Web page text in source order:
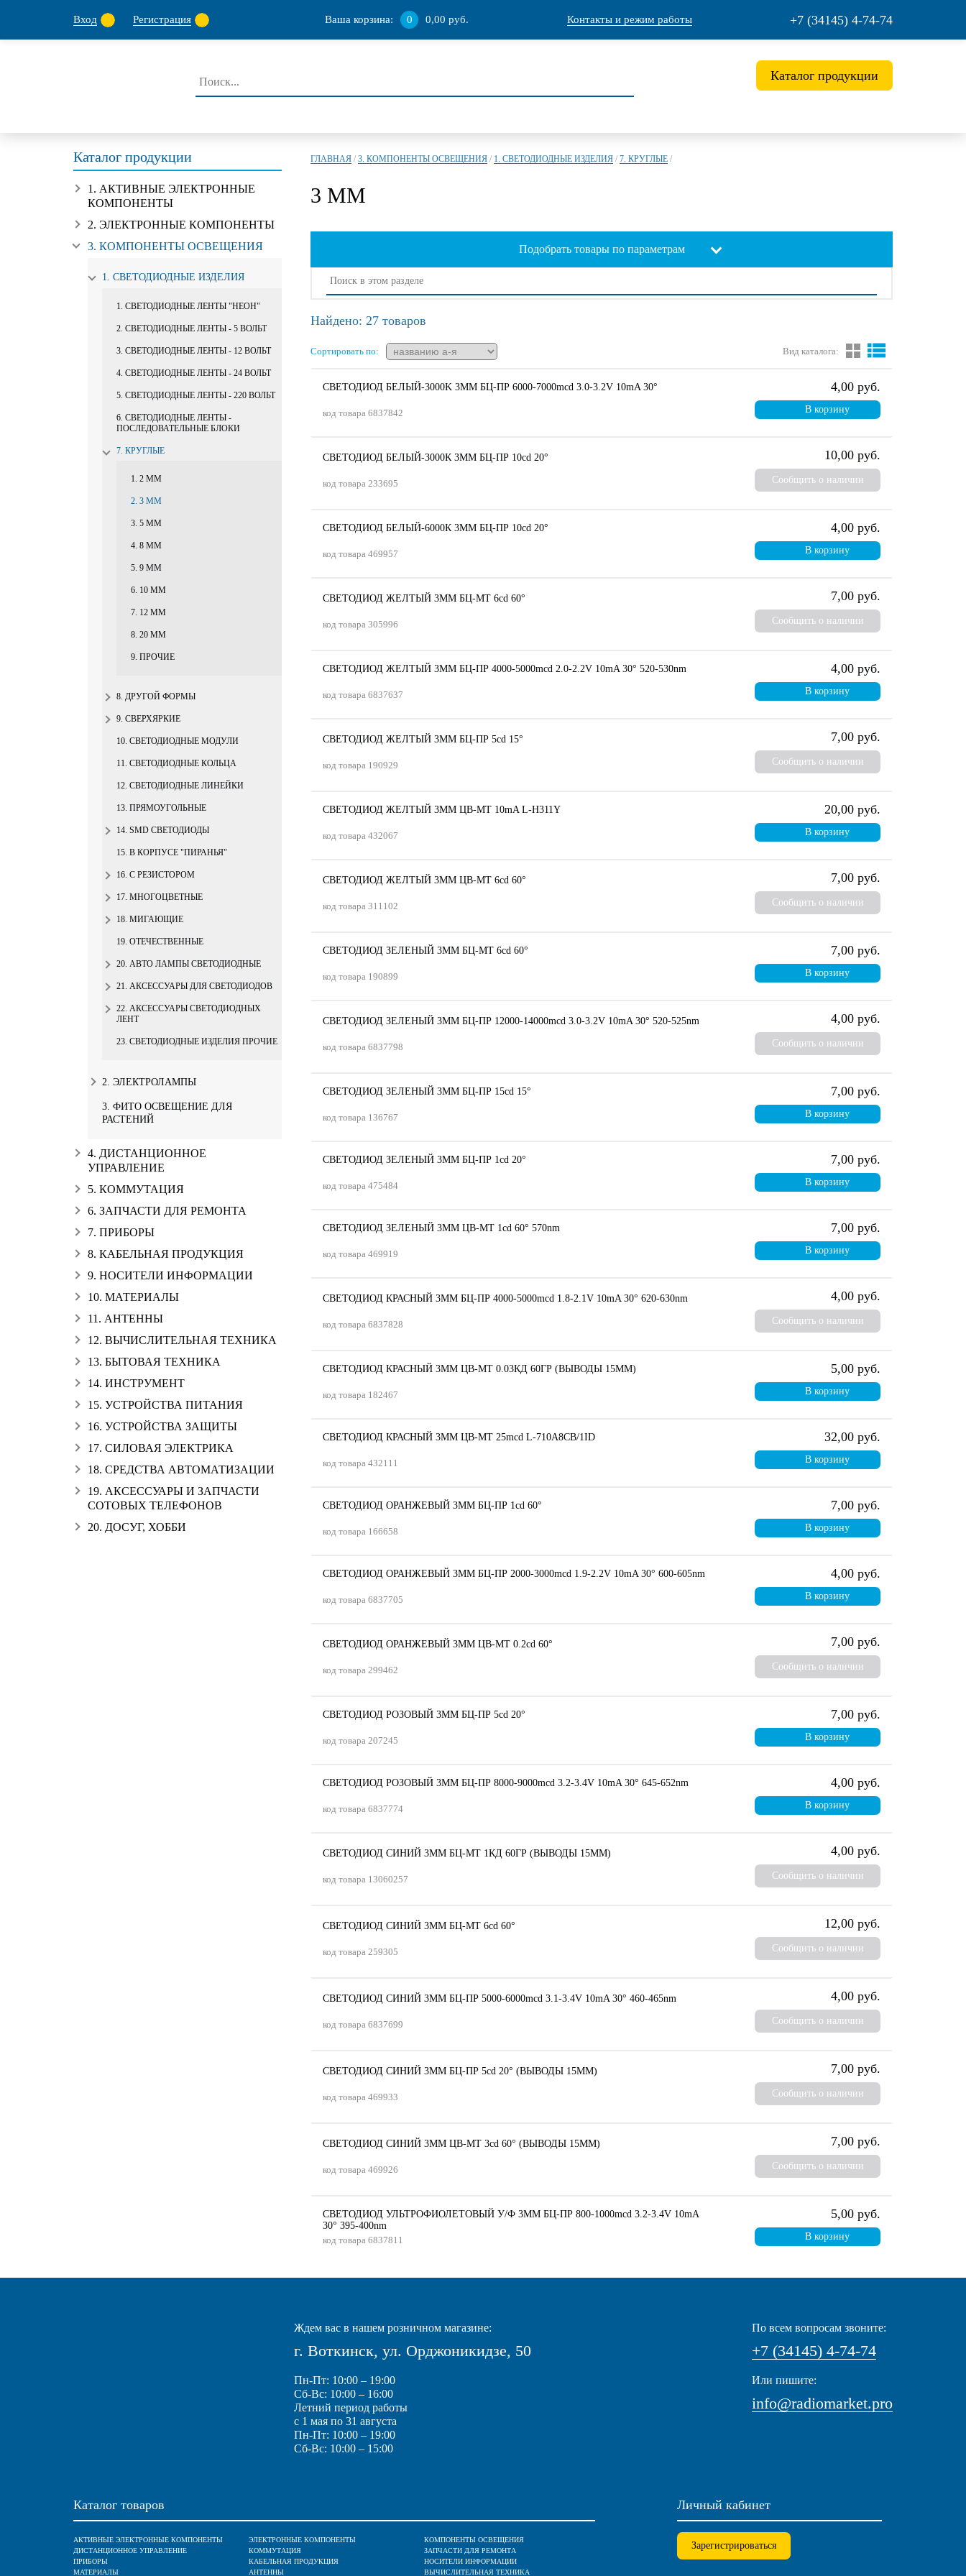
Вход Регистрация Ваша корзина: 0 0,00 руб. Контакты и режим работы +7 (34145) 4-74-74
Каталог продукции
Каталог продукции
1. АКТИВНЫЕ ЭЛЕКТРОННЫЕ
КОМПОНЕНТЫ
2. ЭЛЕКТРОННЫЕ КОМПОНЕНТЫ
3. КОМПОНЕНТЫ ОСВЕЩЕНИЯ
1. СВЕТОДИОДНЫЕ ИЗДЕЛИЯ
1. СВЕТОДИОДНЫЕ ЛЕНТЫ "НЕОН"
2. СВЕТОДИОДНЫЕ ЛЕНТЫ - 5 ВОЛЬТ
3. СВЕТОДИОДНЫЕ ЛЕНТЫ - 12 ВОЛЬТ
4. СВЕТОДИОДНЫЕ ЛЕНТЫ - 24 ВОЛЬТ
5. СВЕТОДИОДНЫЕ ЛЕНТЫ - 220 ВОЛЬТ
6. СВЕТОДИОДНЫЕ ЛЕНТЫ -
ПОСЛЕДОВАТЕЛЬНЫЕ БЛОКИ
7. КРУГЛЫЕ
1. 2 ММ
2. 3 ММ
3. 5 ММ
4. 8 ММ
5. 9 ММ
6. 10 ММ
7. 12 ММ
8. 20 ММ
9. ПРОЧИЕ
8. ДРУГОЙ ФОРМЫ
9. СВЕРХЯРКИЕ
10. СВЕТОДИОДНЫЕ МОДУЛИ
11. СВЕТОДИОДНЫЕ КОЛЬЦА
12. СВЕТОДИОДНЫЕ ЛИНЕЙКИ
13. ПРЯМОУГОЛЬНЫЕ
14. SMD СВЕТОДИОДЫ
15. В КОРПУСЕ "ПИРАНЬЯ"
16. С РЕЗИСТОРОМ
17. МНОГОЦВЕТНЫЕ
18. МИГАЮЩИЕ
19. ОТЕЧЕСТВЕННЫЕ
20. АВТО ЛАМПЫ СВЕТОДИОДНЫЕ
21. АКСЕССУАРЫ ДЛЯ СВЕТОДИОДОВ
22. АКСЕССУАРЫ СВЕТОДИОДНЫХ
ЛЕНТ
23. СВЕТОДИОДНЫЕ ИЗДЕЛИЯ ПРОЧИЕ
2. ЭЛЕКТРОЛАМПЫ
3. ФИТО ОСВЕЩЕНИЕ ДЛЯ
РАСТЕНИЙ
4. ДИСТАНЦИОННОЕ
УПРАВЛЕНИЕ
5. КОММУТАЦИЯ
6. ЗАПЧАСТИ ДЛЯ РЕМОНТА
7. ПРИБОРЫ
8. КАБЕЛЬНАЯ ПРОДУКЦИЯ
9. НОСИТЕЛИ ИНФОРМАЦИИ
10. МАТЕРИАЛЫ
11. АНТЕННЫ
12. ВЫЧИСЛИТЕЛЬНАЯ ТЕХНИКА
13. БЫТОВАЯ ТЕХНИКА
14. ИНСТРУМЕНТ
15. УСТРОЙСТВА ПИТАНИЯ
16. УСТРОЙСТВА ЗАЩИТЫ
17. СИЛОВАЯ ЭЛЕКТРИКА
18. СРЕДСТВА АВТОМАТИЗАЦИИ
19. АКСЕССУАРЫ И ЗАПЧАСТИ
СОТОВЫХ ТЕЛЕФОНОВ
20. ДОСУГ, ХОББИ
ГЛАВНАЯ / 3. КОМПОНЕНТЫ ОСВЕЩЕНИЯ / 1. СВЕТОДИОДНЫЕ ИЗДЕЛИЯ / 7. КРУГЛЫЕ /
3 ММ
Подобрать товары по параметрам
Найдено: 27 товаров
Сортировать по: Вид каталога:
СВЕТОДИОД БЕЛЫЙ-3000K 3ММ БЦ-ПР 6000-7000mсd 3.0-3.2V 10mA 30°
код товара 6837842
4,00 руб.
В корзину
СВЕТОДИОД БЕЛЫЙ-3000К 3ММ БЦ-ПР 10сd 20°
код товара 233695
10,00 руб.
Сообщить о наличии
СВЕТОДИОД БЕЛЫЙ-6000К 3ММ БЦ-ПР 10сd 20°
код товара 469957
4,00 руб.
В корзину
СВЕТОДИОД ЖЕЛТЫЙ 3ММ БЦ-МТ 6сd 60°
код товара 305996
7,00 руб.
Сообщить о наличии
СВЕТОДИОД ЖЕЛТЫЙ 3ММ БЦ-ПР 4000-5000mсd 2.0-2.2V 10mA 30° 520-530nm
код товара 6837637
4,00 руб.
В корзину
СВЕТОДИОД ЖЕЛТЫЙ 3ММ БЦ-ПР 5сd 15°
код товара 190929
7,00 руб.
Сообщить о наличии
СВЕТОДИОД ЖЕЛТЫЙ 3ММ ЦВ-МТ 10mA L-H311Y
код товара 432067
20,00 руб.
В корзину
СВЕТОДИОД ЖЕЛТЫЙ 3ММ ЦВ-МТ 6сd 60°
код товара 311102
7,00 руб.
Сообщить о наличии
СВЕТОДИОД ЗЕЛЕНЫЙ 3ММ БЦ-МТ 6сd 60°
код товара 190899
7,00 руб.
В корзину
СВЕТОДИОД ЗЕЛЕНЫЙ 3ММ БЦ-ПР 12000-14000mсd 3.0-3.2V 10mA 30° 520-525nm
код товара 6837798
4,00 руб.
Сообщить о наличии
СВЕТОДИОД ЗЕЛЕНЫЙ 3ММ БЦ-ПР 15сd 15°
код товара 136767
7,00 руб.
В корзину
СВЕТОДИОД ЗЕЛЕНЫЙ 3ММ БЦ-ПР 1сd 20°
код товара 475484
7,00 руб.
В корзину
СВЕТОДИОД ЗЕЛЕНЫЙ 3ММ ЦВ-МТ 1сd 60° 570nm
код товара 469919
7,00 руб.
В корзину
СВЕТОДИОД КРАСНЫЙ 3ММ БЦ-ПР 4000-5000mсd 1.8-2.1V 10mA 30° 620-630nm
код товара 6837828
4,00 руб.
Сообщить о наличии
СВЕТОДИОД КРАСНЫЙ 3ММ ЦВ-МТ 0.03КД 60ГР (ВЫВОДЫ 15ММ)
код товара 182467
5,00 руб.
В корзину
СВЕТОДИОД КРАСНЫЙ 3ММ ЦВ-МТ 25mсd L-710A8CB/1ID
код товара 432111
32,00 руб.
В корзину
СВЕТОДИОД ОРАНЖЕВЫЙ 3ММ БЦ-ПР 1сd 60°
код товара 166658
7,00 руб.
В корзину
СВЕТОДИОД ОРАНЖЕВЫЙ 3ММ БЦ-ПР 2000-3000mсd 1.9-2.2V 10mA 30° 600-605nm
код товара 6837705
4,00 руб.
В корзину
СВЕТОДИОД ОРАНЖЕВЫЙ 3ММ ЦВ-МТ 0.2сd 60°
код товара 299462
7,00 руб.
Сообщить о наличии
СВЕТОДИОД РОЗОВЫЙ 3ММ БЦ-ПР 5сd 20°
код товара 207245
7,00 руб.
В корзину
СВЕТОДИОД РОЗОВЫЙ 3ММ БЦ-ПР 8000-9000mсd 3.2-3.4V 10mA 30° 645-652nm
код товара 6837774
4,00 руб.
В корзину
СВЕТОДИОД СИНИЙ 3ММ БЦ-МТ 1КД 60ГР (ВЫВОДЫ 15ММ)
код товара 13060257
4,00 руб.
Сообщить о наличии
СВЕТОДИОД СИНИЙ 3ММ БЦ-МТ 6сd 60°
код товара 259305
12,00 руб.
Сообщить о наличии
СВЕТОДИОД СИНИЙ 3ММ БЦ-ПР 5000-6000mсd 3.1-3.4V 10mA 30° 460-465nm
код товара 6837699
4,00 руб.
Сообщить о наличии
СВЕТОДИОД СИНИЙ 3ММ БЦ-ПР 5сd 20° (ВЫВОДЫ 15ММ)
код товара 469933
7,00 руб.
Сообщить о наличии
СВЕТОДИОД СИНИЙ 3ММ ЦВ-МТ 3сd 60° (ВЫВОДЫ 15ММ)
код товара 469926
7,00 руб.
Сообщить о наличии
СВЕТОДИОД УЛЬТРОФИОЛЕТОВЫЙ У/Ф 3ММ БЦ-ПР 800-1000mсd 3.2-3.4V 10mA
30° 395-400nm
код товара 6837811
5,00 руб.
В корзину
Ждем вас в нашем розничном магазине:
г. Воткинск, ул. Орджоникидзе, 50
Пн-Пт: 10:00 – 19:00
Сб-Вс: 10:00 – 16:00
Летний период работы
с 1 мая по 31 августа
Пн-Пт: 10:00 – 19:00
Сб-Вс: 10:00 – 15:00
По всем вопросам звоните:
+7 (34145) 4-74-74
Или пишите:
info@radiomarket.pro
Каталог товаров
АКТИВНЫЕ ЭЛЕКТРОННЫЕ КОМПОНЕНТЫ ЭЛЕКТРОННЫЕ КОМПОНЕНТЫ
КОМПОНЕНТЫ ОСВЕЩЕНИЯ
ДИСТАНЦИОННОЕ УПРАВЛЕНИЕ
КОММУТАЦИЯ
ЗАПЧАСТИ ДЛЯ РЕМОНТА
ПРИБОРЫ
КАБЕЛЬНАЯ ПРОДУКЦИЯ
НОСИТЕЛИ ИНФОРМАЦИИ
МАТЕРИАЛЫ
АНТЕННЫ ВЫЧИСЛИТЕЛЬНАЯ ТЕХНИКА
Личный кабинет
Зарегистрироваться